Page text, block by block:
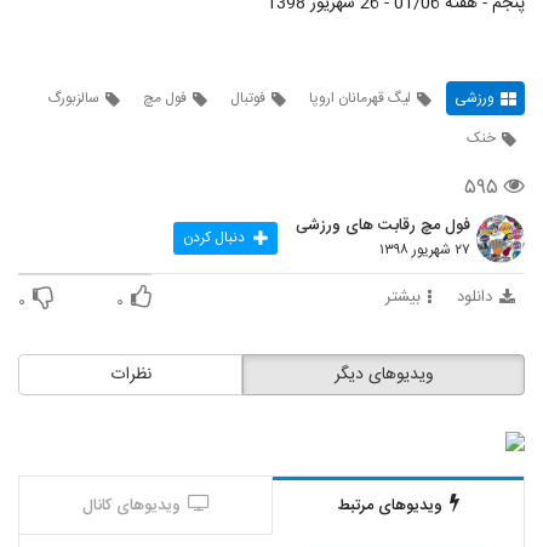
ورزشی لیگ قهرمانان اروپا فوتبال فول مچ
سالزبورگ
خنک
۵۹۵
فول مچ رقابت های ورزشی
۲۷ شهریور ۱۳۹۸ دنبال کردن
دانلود بیشتر ۰ ۰
نظرات ویدیوهای دیگر
ویدیوهای مرتبط ویدیوهای کانال